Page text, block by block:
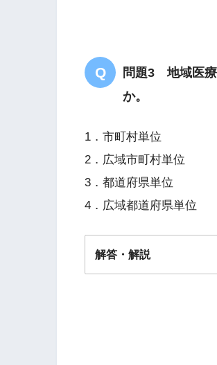
問題3 地域医療
か。
1．市町村単位
2．広域市町村単位
3．都道府県単位
4．広域都道府県単位
解答・解説